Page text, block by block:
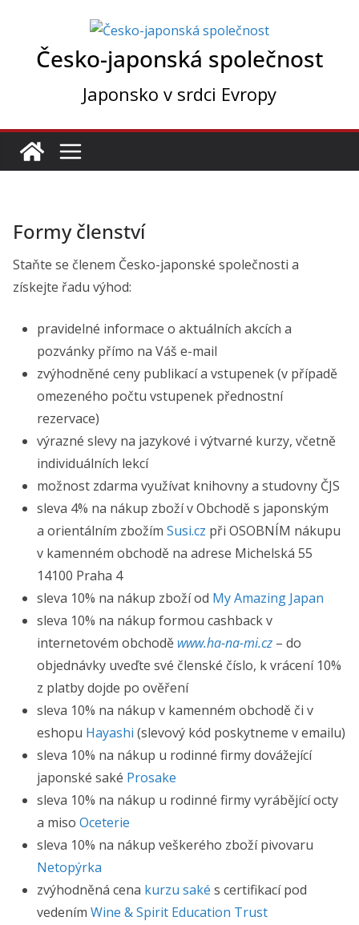
Česko-japonská společnost
Japonsko v srdci Evropy
Formy členství
Staňte se členem Česko-japonské společnosti a
získejte řadu výhod:
pravidelné informace o aktuálních akcích a
pozvánky přímo na Váš e-mail
zvýhodněné ceny publikací a vstupenek (v případě
omezeného počtu vstupenek přednostní
rezervace)
výrazné slevy na jazykové i výtvarné kurzy, včetně
individuálních lekcí
možnost zdarma využívat knihovny a studovny ČJS
sleva 4% na nákup zboží v Obchodě s japonským
a orientálním zbožím Susi.cz při OSOBNÍM nákupu
v kamenném obchodě na adrese Michelská 55
14100 Praha 4
sleva 10% na nákup zboží od My Amazing Japan
sleva 10% na nákup formou cashback v
internetovém obchodě www.ha-na-mi.cz – do
objednávky uveďte své členské číslo, k vrácení 10%
z platby dojde po ověření
sleva 10% na nákup v kamenném obchodě či v
eshopu Hayashi (slevový kód poskytneme v emailu)
sleva 10% na nákup u rodinné firmy dovážející
japonské saké Prosake
sleva 10% na nákup u rodinné firmy vyrábějící octy
a miso Oceterie
sleva 10% na nákup veškerého zboží pivovaru
Netopýrka
zvýhodněná cena kurzu saké s certifikací pod
vedením Wine & Spirit Education Trust